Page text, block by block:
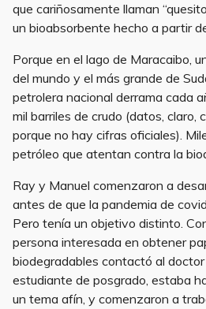
que cariñosamente llaman
un bioabsorbente hecho a partir
Porque en el lago de Maracaibo,
del mundo y el más grande de
petrolera nacional derrama cada
mil barriles de crudo (datos, claro,
porque no hay cifras oficiales).
petróleo que atentan contra la
Ray y Manuel comenzaron a
antes de que la pandemia de
Pero tenía un objetivo distinto.
persona interesada en obtener
biodegradables contactó al
estudiante de posgrado, estaba
un tema afín, y comenzaron a